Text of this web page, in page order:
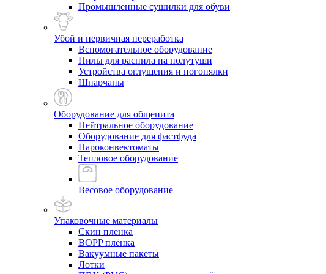
Промышленные сушилки для обуви
Убой и первичная переработка
Вспомогательное оборудование
Пилы для распила на полутуши
Устройства оглушения и погонялки
Шпарчаны
Оборудование для общепита
Нейтральное оборудование
Оборудование для фастфуда
Пароконвектоматы
Тепловое оборудование
Весовое оборудование
Упаковочные материалы
Скин пленка
BOPP плёнка
Вакуумные пакеты
Лотки